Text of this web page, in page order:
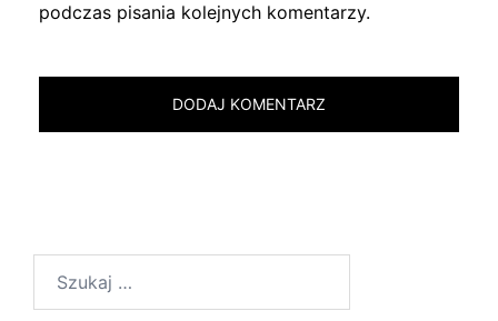
podczas pisania kolejnych komentarzy.